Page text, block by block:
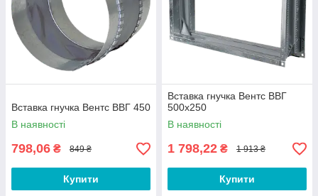
Вставка гнучка Вентс ВВГ 450
В наявності
798,06 ₴ 849 ₴
Купити
Вставка гнучка Вентс ВВГ
500x250
В наявності
1 798,22 ₴ 1 913 ₴
Купити